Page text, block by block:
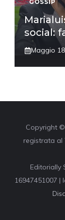
GOSSIP
social:
Maggio
Copyright
registrata al
Editorially
16947451007 |